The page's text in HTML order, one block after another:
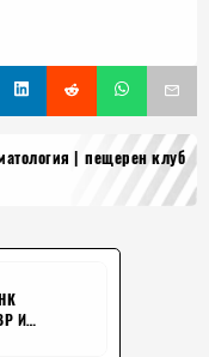
пещерен клуб